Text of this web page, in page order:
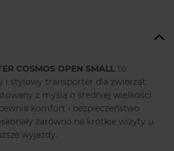
COSMOS OPEN SMALL to
i stylowy transporter dla zwierząt
z myślą o średniej wielkości
komfort i bezpieczeństwo
zarówno na krótkie wizyty u
wyjazdy.